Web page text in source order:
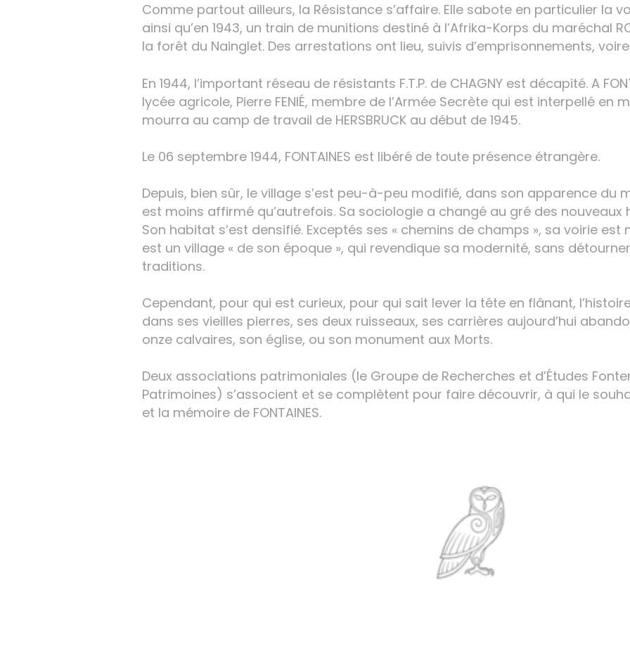
Comme partout ailleurs, la Résistance s’affaire. Elle sabote en particulier la
ainsi qu’en 1943, un train de munitions destiné à l’Afrika-Korps du maréchal
la forêt du Nainglet. Des arrestations ont lieu, suivis d’emprisonnements,
En 1944, l’important réseau de résistants F.T.P. de CHAGNY est décapité. A
lycée agricole, Pierre FENIÉ, membre de l’Armée Secrète qui est interpellé en
mourra au camp de travail de HERSBRUCK au début de 1945.
Le 06 septembre 1944, FONTAINES est libéré de toute présence étrangère.
Depuis, bien sûr, le village s’est peu-à-peu modifié, dans son apparence du
est moins affirmé qu’autrefois. Sa sociologie a changé au gré des nouveaux
Son habitat s’est densifié. Exceptés ses « chemins de champs », sa voirie est
est un village « de son époque », qui revendique sa modernité, sans
traditions.
Cependant, pour qui est curieux, pour qui sait lever la tête en flânant, l’histoire
dans ses vieilles pierres, ses deux ruisseaux, ses carrières aujourd’hui
onze calvaires, son église, ou son monument aux Morts.
Deux associations patrimoniales (le Groupe de Recherches et d’Études
Patrimoines) s’associent et se complètent pour faire découvrir, à qui le
et la mémoire de FONTAINES.